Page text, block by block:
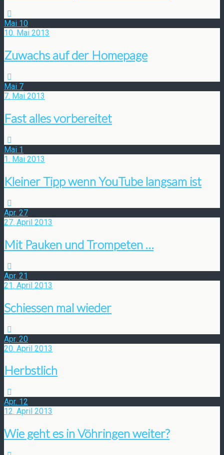
Mai 10
10. Mai 2013
Zuwachs auf der Homepage
Mai 7
7. Mai 2013
Fast alles vorbereitet
Mai 1
1. Mai 2013
Kleiner Tipp wenn YouTube langsam ist
Apr. 27
27. April 2013
Mit Pauken und Trompeten …
Apr. 21
21. April 2013
Schiessen mal wieder
Apr. 20
20. April 2013
Herbstlich
Apr. 12
12. April 2013
Wie geht es in Vöhringen weiter?